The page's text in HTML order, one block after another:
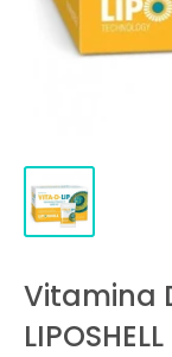
Vitamina
LIPOSHELL